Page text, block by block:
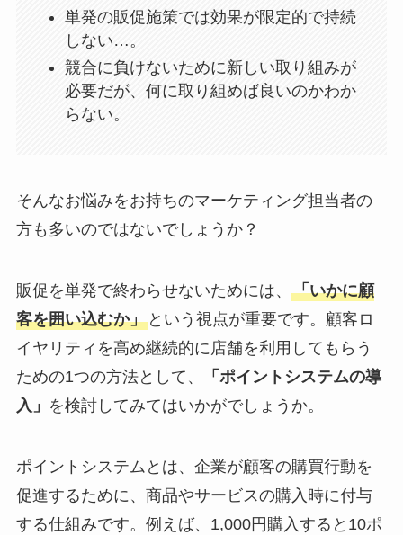
単発の販促施策では効果が限定的で持続
しない…。
競合に負けないために新しい取り組みが
必要だが、何に取り組めば良いのかわか
らない。
そんなお悩みをお持ちのマーケティング担当者の
方も多いのではないでしょうか？
販促を単発で終わらせないためには、 「いかに顧
客を囲い込むか」という視点が重要です。顧客ロ
イヤリティを高め継続的に店舗を利用してもらう
ための1つの方法として、
「ポイントシステムの導
入」 を検討してみてはいかがでしょうか。
ポイントシステムとは、企業が顧客の購買行動を
促進するために、商品やサービスの購入時に付与
する仕組みです。例えば、1,000円購入すると10ポ